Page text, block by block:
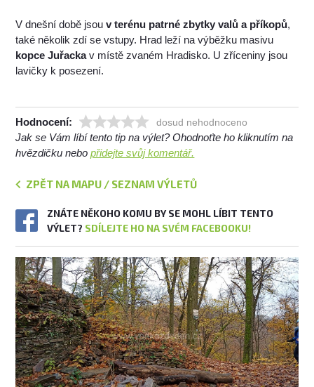
V dnešní době jsouv terénu patrné zbytky valů a příkopů,
také několik zdí se vstupy. Hrad leží na výběžku masivu
kopce Juřackav místě zvaném Hradisko. U zříceniny jsou
lavičky k posezení.
Hodnocení: dosud nehodnoceno
Jak se Vám líbí tento tip na výlet? Ohodnoťte ho kliknutím na
hvězdičku nebopřidejte svůj komentář.
ZPĚT NA MAPU / SEZNAM VÝLETŮ
ZNÁTE NĚKOHO KOMU BY SE MOHL LÍBIT TENTO
VÝLET? SDÍLEJTE HO NA SVÉM FACEBOOKU!